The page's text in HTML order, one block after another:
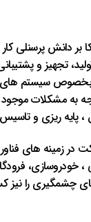
دانش پرسنلی
تجهیز و
بخصوص سیستم
مشکلات موجود در
پایه ریزی و
در زمینه های
خودروسازی،
چشمگیری را نیز